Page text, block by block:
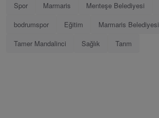
Spor
Marmaris Menteşe Belediyesi
bodrumspor
Eğitim Marmaris Belediyesi
Tamer Mandalinci
Sağlık Tarım